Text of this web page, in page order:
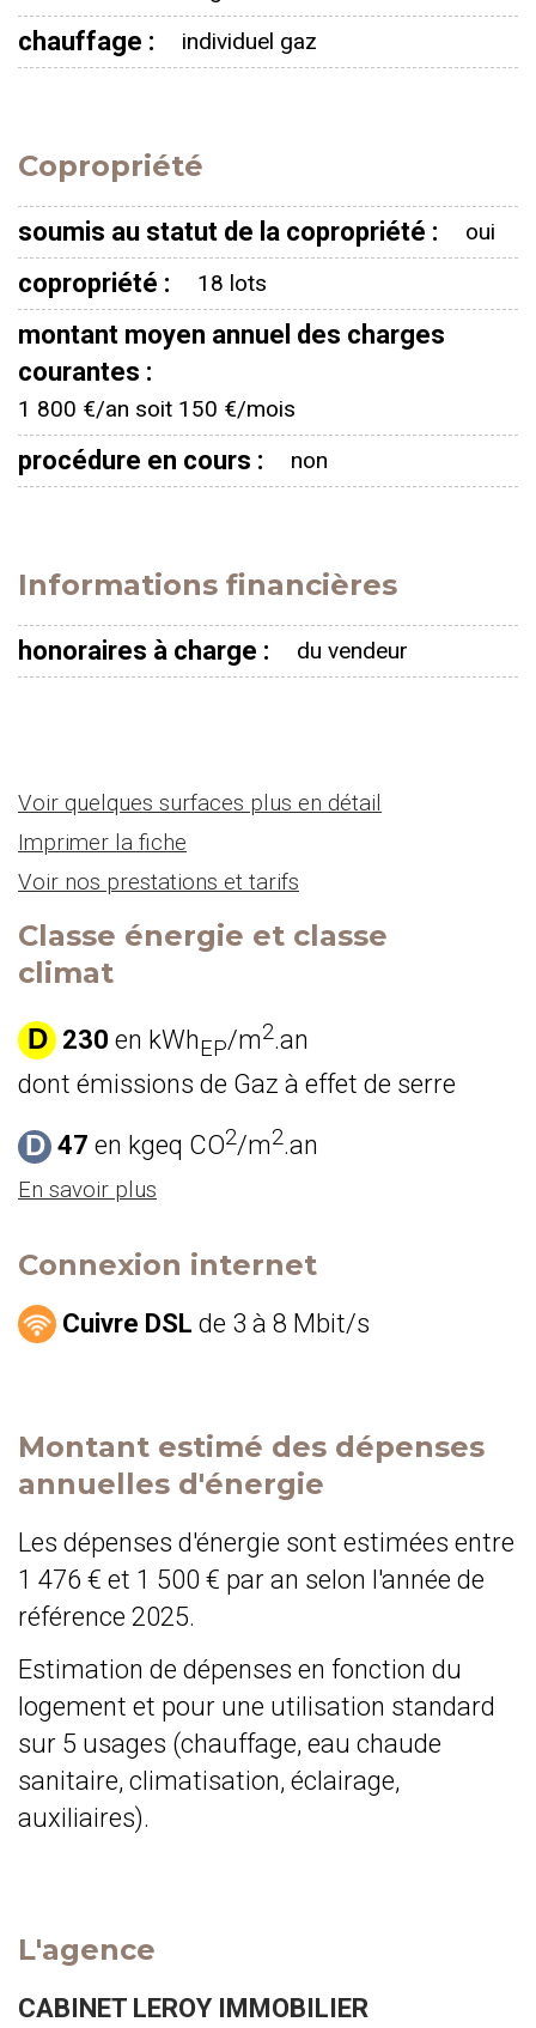
chauffage : individuel gaz
Copropriété
soumis au statut de la copropriété : oui
copropriété : 18 lots
montant moyen annuel des charges
courantes :
1 800 €/an soit 150 €/mois
procédure en cours : non
Informations financières
honoraires à charge : du vendeur
Voir quelques surfaces plus en détail
Imprimer la fiche
Voir nos prestations et tarifs
Classe énergie et classe
climat
D 230 en kWhEP/m2.an
dont émissions de Gaz à effet de serre
D 47 en kgeq CO2/m2.an
En savoir plus
Connexion internet
Cuivre DSL de 3 à 8 Mbit/s
Montant estimé des dépenses
annuelles d'énergie
Les dépenses d'énergie sont estimées entre
1 476 € et 1 500 € par an selon l'année de
référence 2025.
Estimation de dépenses en fonction du
logement et pour une utilisation standard
sur 5 usages (chauffage, eau chaude
sanitaire, climatisation, éclairage,
auxiliaires).
L'agence
CABINET LEROY IMMOBILIER